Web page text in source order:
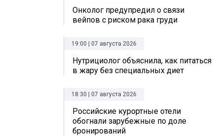
Онколог предупредил о связи
вейпов с риском рака груди
19:00 | 07 августа 2026
Нутрициолог объяснила, как питаться
в жару без специальных диет
18:30 | 07 августа 2026
Российские курортные отели
обогнали зарубежные по доле
бронирований